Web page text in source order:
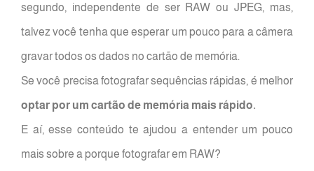
segundo, independente de ser RAW ou JPEG, mas,
talvez você tenha que esperar um pouco para a câmera
gravar todos os dados no cartão de memória.
Se você precisa fotografar sequências rápidas, é melhor
optar por um cartão de memória mais rápido.
E aí, esse conteúdo te ajudou a entender um pouco
mais sobre a porque fotografar em RAW?